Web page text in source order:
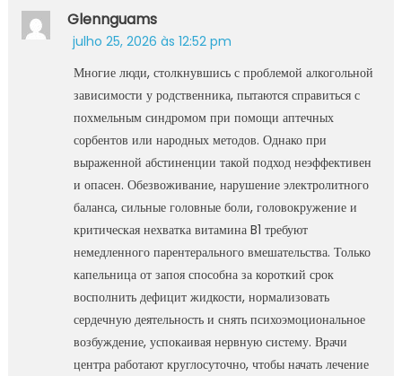
Glennguams
julho 25, 2026 às 12:52 pm
Многие люди, столкнувшись с проблемой алкогольной
зависимости у родственника, пытаются справиться с
похмельным синдромом при помощи аптечных
сорбентов или народных методов. Однако при
выраженной абстиненции такой подход неэффективен
и опасен. Обезвоживание, нарушение электролитного
баланса, сильные головные боли, головокружение и
критическая нехватка витамина B1 требуют
немедленного парентерального вмешательства. Только
капельница от запоя способна за короткий срок
восполнить дефицит жидкости, нормализовать
сердечную деятельность и снять психоэмоциональное
возбуждение, успокаивая нервную систему. Врачи
центра работают круглосуточно, чтобы начать лечение